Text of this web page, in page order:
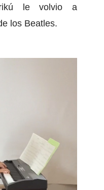
le volvio a
los Beatles.